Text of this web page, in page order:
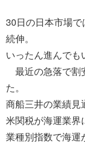
30日の日本市場
続伸。
いったん進んでも
最近の急落で割
た。
商船三井の業績見
米関税が海運業界
業種別指数で海運